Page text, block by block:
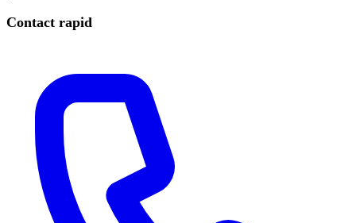
Contact rapid